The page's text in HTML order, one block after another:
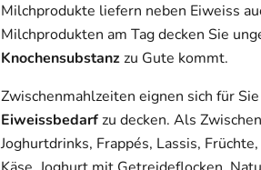
Milchprodukte liefern neben Eiweiss
Milchprodukten am Tag decken Sie
Knochensubstanzzu Gute kommt.
Zwischenmahlzeiten eignen sich für
Eiweissbedarfzu decken. Als
Joghurtdrinks, Frappés, Lassis,